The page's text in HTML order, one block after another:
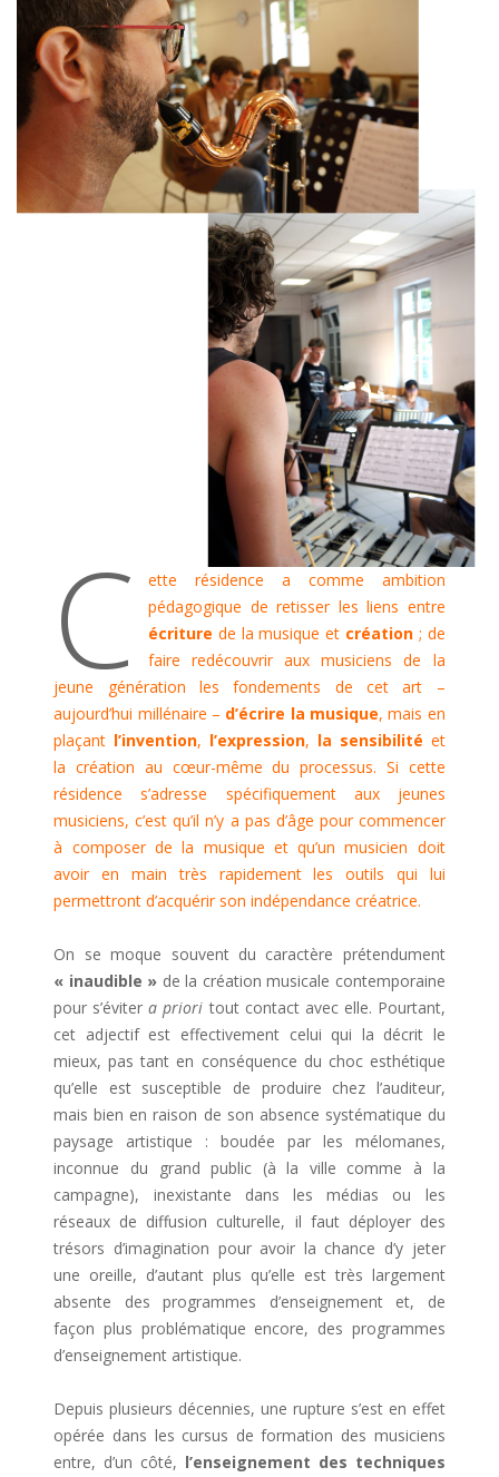
C
ette résidence a comme ambition
pédagogique de retisser les liens entre
écriture de la musique et création ; de
faire redécouvrir aux musiciens de la
jeune génération les fondements de cet art –
aujourd’hui millénaire – d’écrire la musique, mais en
plaçant l’invention, l’expression, la sensibilité et
la création au cœur-même du processus. Si cette
résidence s’adresse spécifiquement aux jeunes
musiciens, c’est qu’il n’y a pas d’âge pour commencer
à composer de la musique et qu’un musicien doit
avoir en main très rapidement les outils qui lui
permettront d’acquérir son indépendance créatrice.
On se moque souvent du caractère prétendument
« inaudible » de la création musicale contemporaine
pour s’évitera priori tout contact avec elle. Pourtant,
cet adjectif est effectivement celui qui la décrit le
mieux, pas tant en conséquence du choc esthétique
qu’elle est susceptible de produire chez l’auditeur,
mais bien en raison de son absence systématique du
paysage artistique : boudée par les mélomanes,
inconnue du grand public (à la ville comme à la
campagne), inexistante dans les médias ou les
réseaux de diffusion culturelle, il faut déployer des
trésors d’imagination pour avoir la chance d’y jeter
une oreille, d’autant plus qu’elle est très largement
absente des programmes d’enseignement et, de
façon plus problématique encore, des programmes
d’enseignement artistique.
Depuis plusieurs décennies, une rupture s’est en effet
opérée dans les cursus de formation des musiciens
entre, d’un côté, l’enseignement des techniques